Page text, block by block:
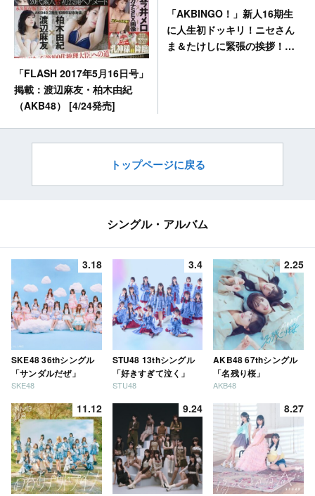
「FLASH 2017年5月16日号」
掲載：渡辺麻友・柏木由紀
（AKB48） [4/24発売]
「AKBINGO！」新人16期生
に人生初ドッキリ！ニセさん
ま＆たけしに緊張の挨拶！
トップページに戻る
シングル・アルバム
3.18
SKE48 36thシングル
「サンダルだぜ」
SKE48
3.4
STU48 13thシングル
「好きすぎて泣く」
STU48
2.25
AKB48 67thシングル
「名残り桜」
AKB48
11.12 9.24 8.27